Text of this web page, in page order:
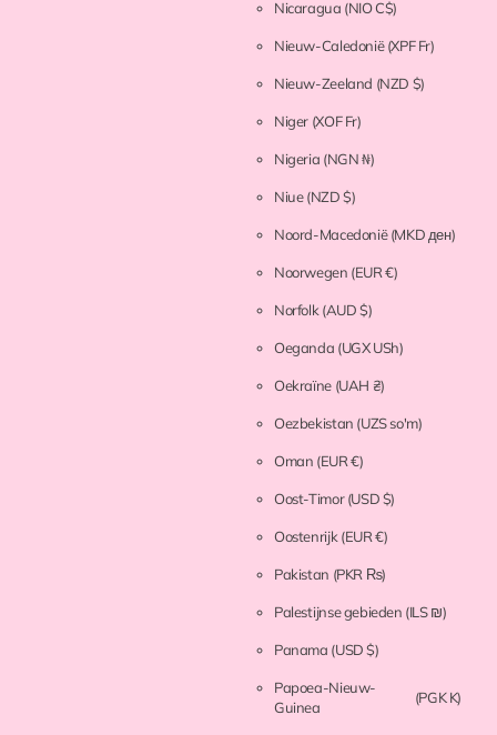
Nicaragua (NIO C$)
Nieuw-Caledonië(XPF Fr)
Nieuw-Zeeland (NZD $)
Niger (XOF Fr)
Nigeria (NGN ₦)
Niue(NZD $)
Noord-Macedonië(MKD ден)
Noorwegen (EUR €)
Norfolk (AUD $)
Oeganda (UGX USh)
Oekraïne (UAH ₴)
Oezbekistan (UZS so'm)
Oman (EUR €)
Oost-Timor(USD $)
Oostenrijk (EUR €)
Pakistan (PKR ₨)
Palestijnse gebieden (ILS ₪)
Panama (USD $)
Papoea-Nieuw-
Guinea
(PGK K)